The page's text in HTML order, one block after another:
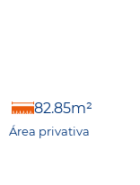
82.85m²
Área privativa